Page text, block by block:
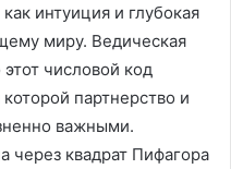
интуиция и глубокая
миру. Ведическая
числовой код
партнерство и
важными.
через квадрат Пифагора